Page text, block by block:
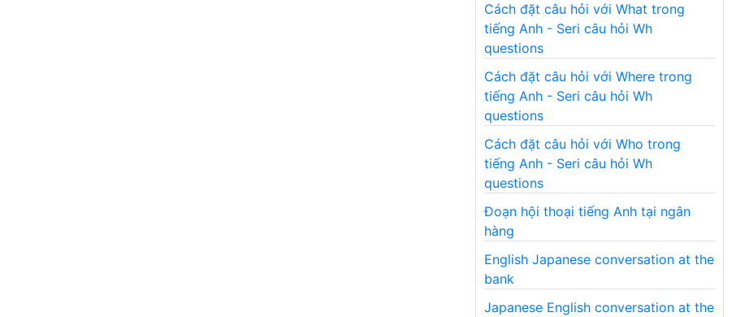
Cách đặt câu hỏi với What trong
tiếng Anh - Seri câu hỏi Wh
questions
Cách đặt câu hỏi với Where trong
tiếng Anh - Seri câu hỏi Wh
questions
Cách đặt câu hỏi với Who trong
tiếng Anh - Seri câu hỏi Wh
questions
Đoạn hội thoại tiếng Anh tại ngân
hàng
English Japanese conversation at the
bank
Japanese English conversation at the